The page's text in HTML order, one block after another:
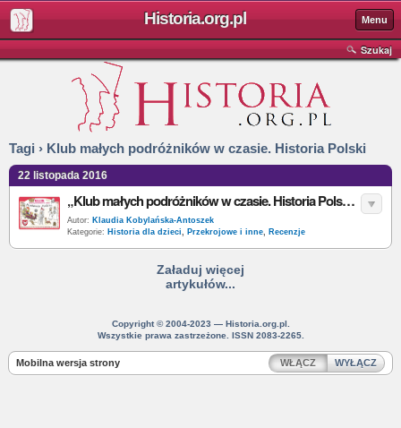
Historia.org.pl Menu
Szukaj
Tagi › Klub małych podróżników w czasie. Historia Polski
22 listopada 2016
„Klub małych podróżników w czasie. Historia Polski” – J. Myjak – recenzja
Autor: Klaudia Kobylańska-Antoszek
Kategorie: Historia dla dzieci, Przekrojowe i inne, Recenzje
Załaduj więcej
artykułów...
Copyright © 2004-2023 — Historia.org.pl.
Wszystkie prawa zastrzeżone. ISSN 2083-2265.
Mobilna wersja strony WŁĄCZ WYŁĄCZ